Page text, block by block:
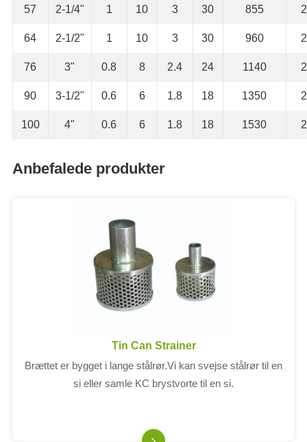
57 2-1/4" 1 10 3 30 855 2
64 2-1/2" 1 10 3 30 960 2
76 3" 0.8 8 2.4 24 1140 2
90 3-1/2" 0.6 6 1.8 18 1350 2
100 4" 0.6 6 1.8 18 1530 2
Anbefalede produkter
Tin Can Strainer
Brættet er bygget i lange stålrør.Vi kan svejse stålrør til en
si eller samle KC brystvorte til en si.